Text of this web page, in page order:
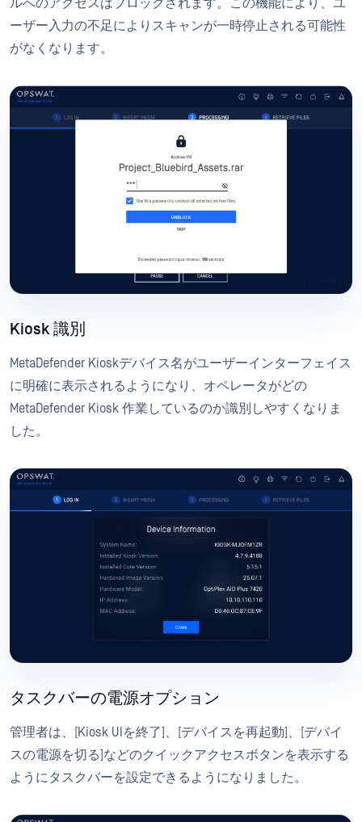
ルへのアクセスはブロックされます。この機能により、ユ
ーザー入力の不足によりスキャンが一時停止される可能性
がなくなります。
Kiosk 識別
MetaDefender Kioskデバイス名がユーザーインターフェイス
に明確に表示されるようになり、オペレータがどの
MetaDefender Kiosk 作業しているのか識別しやすくなりま
した。
タスクバーの電源オプション
管理者は、[Kiosk UIを終了]、[デバイスを再起動]、[デバイ
スの電源を切る]などのクイックアクセスボタンを表示する
ようにタスクバーを設定できるようになりました。